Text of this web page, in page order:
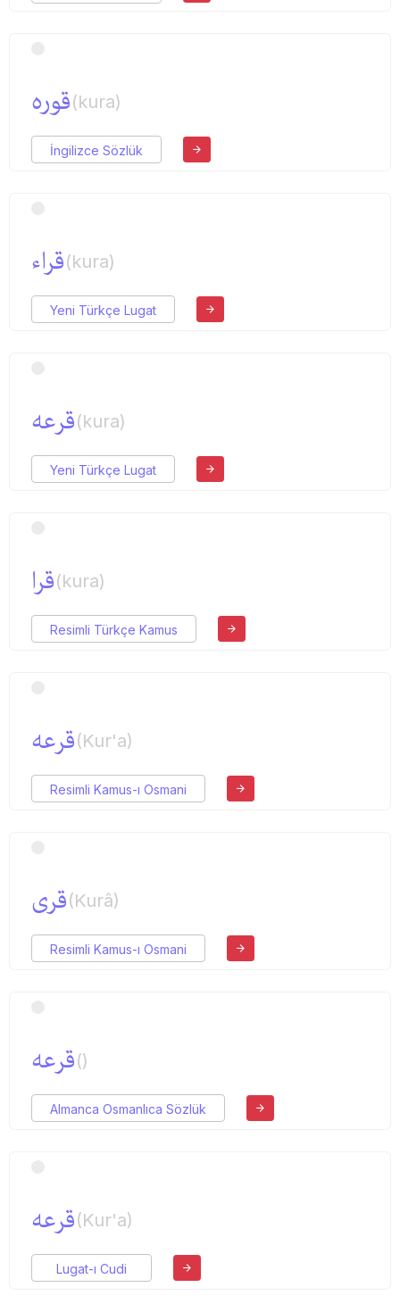
قوره(kura)
İngilizce Sözlük
قراء(kura)
Yeni Türkçe Lugat
قرعه(kura)
Yeni Türkçe Lugat
قرا(kura)
Resimli Türkçe Kamus
قرعه(Kur'a)
Resimli Kamus-ı Osmani
قری(Kurâ)
Resimli Kamus-ı Osmani
قرعه()
Almanca Osmanlıca Sözlük
قرعه(Kur'a)
Lugat-ı Cudi